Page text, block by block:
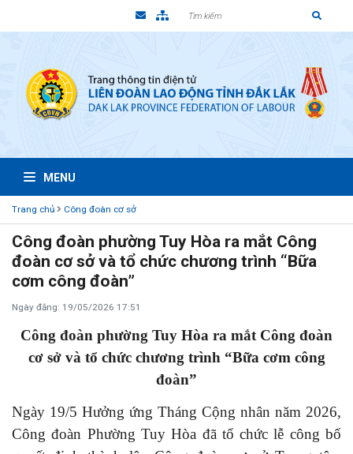
MENU
Trang chủ Công đoàn cơ sở
Công đoàn phường Tuy Hòa ra mắt Công
đoàn cơ sở và tổ chức chương trình “Bữa
cơm công đoàn”
Ngày đăng: 19/05/2026 17:51
Công đoàn phường Tuy Hòa ra mắt Công đoàn
cơ sởvà tổ chức chương trình “Bữa cơm công
đoàn”
Ngày 19/5 Hưởng ứng Tháng Cộng nhân năm 2026,
Công đoàn Phường Tuy Hòa đã tổ chức lễ công bố